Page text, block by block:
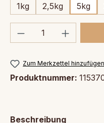
1kg
2,5kg 5kg
Produkt
Zum Merkzettel hinzufügen
Produktnummer:
Beschreibung